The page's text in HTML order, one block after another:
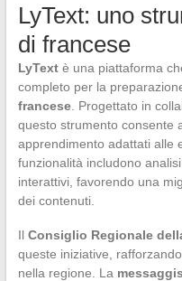
LyText: uno
di francese
LyTextè una piattaforma
completo per la
francese. Progettato in
questo strumento consente
apprendimento adattati alle
funzionalità includono
interattivi, favorendo una
dei contenuti.
Il Consiglio Regionale
queste iniziative,
nella regione. La